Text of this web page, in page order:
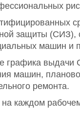
защиты
машин и
графика выдачи
машин,
ремонта.
на каждом